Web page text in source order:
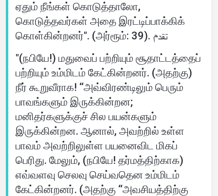
ஏதும் நீங்கள் கொடுத்தாலோ,
கொடுத்தவர்கள் அதை இரட்டிப்பாக்கிக்
கொள்கின்றனர்". (அர்ரூம்: 39). تقدم
"(நபியே!) மதுவைப் பற்றியும் சூதாட்டத்தைப்
பற்றியும் உம்மிடம் கேட்கின்றனர். (அதற்கு)
நீர் கூறுவீராக! ‘‘அவ்விரண்டிலும் பெரும்
பாவங்களும் இருக்கின்றன;
மனிதர்களுக்குச் சில பயன்களும்
இருக்கின்றன. ஆனால், அவற்றில் உள்ள
பாவம் அவற்றிலுள்ள பயனைவிட மிகப்
பெரிது. மேலும், (நபியே! தர்மத்திற்காக)
எவ்வளவு செலவு செய்வதென உம்மிடம்
கேட்கின்றனர். (அதற்கு ‘‘அவசியத்திற்கு